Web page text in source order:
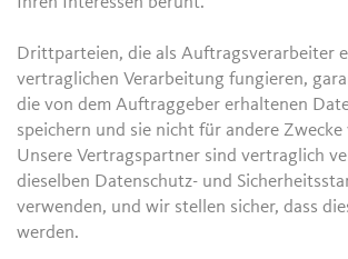
Drittparteien, die als Auftragsverarbeiter
vertraglichen Verarbeitung fungieren,
die von dem Auftraggeber erhaltenen
speichern und sie nicht für andere Zwecke
Unsere Vertragspartner sind vertraglich
dieselben Datenschutz- und
verwenden, und wir stellen sicher, dass
werden.